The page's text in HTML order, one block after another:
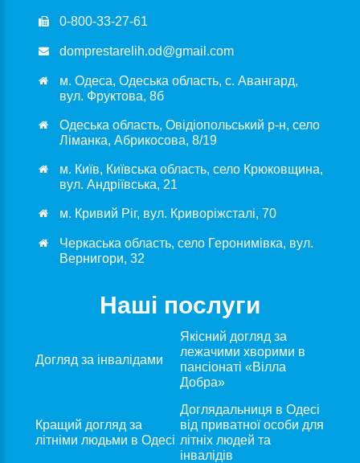
0-800-33-27-61
domprestarelih.od@gmail.com
м. Одеса, Одеська область, с. Авангард,
вул. Фруктова, 8б
Одеська область, Овідіопольський р-н, село
Ліманка, Абрикосова, 8/19
м. Київ, Київська область, село Крюковщина,
вул. Андріївська, 21
м. Кривий Ріг, вул. Криворіжсталі, 70
Черкаська область, село Геронимівка, вул.
Вернигори, 32
Наші послуги
Догляд за інвалідами
Якісний догляд за
лежачими хворими в
пансіонаті «Вілла
Добра»
Кращий догляд за
літніми людьми в Одесі
Доглядальниця в Одесі
від приватної особи для
літніх людей та
інвалідів